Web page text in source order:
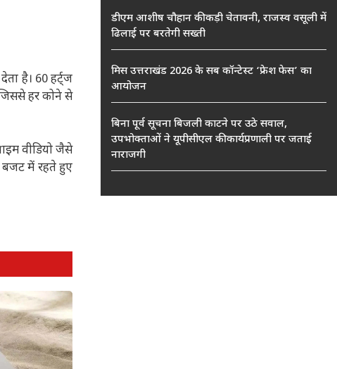
है। 60 हर्ट्ज
हर कोने से
वीडियो जैसे
बजट में रहते हुए
डीएम आशीष चौहान की कड़ी चेतावनी, राजस्व वसूली में
ढिलाई पर बरतेगी सख्ती
मिस उत्तराखंड 2026 के सब कॉन्टेस्ट ‘फ्रेश फेस’ का
आयोजन
बिना पूर्व सूचना बिजली काटने पर उठे सवाल,
उपभोक्ताओं ने यूपीसीएल की कार्यप्रणाली पर जताई
नाराजगी